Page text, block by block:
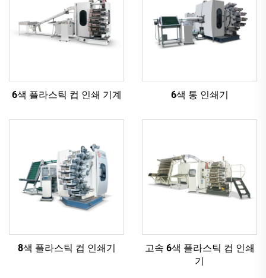
6색 플라스틱 컵 인쇄 기계 6색 통 인쇄기
8색 플라스틱 컵 인쇄기
고속 6색 플라스틱 컵 인쇄
기